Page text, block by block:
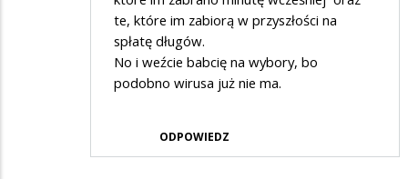
te, które im zabiorą w przyszłości na
spłatę długów.
No i weźcie babcię na wybory, bo
podobno wirusa już nie ma.
ODPOWIEDZ